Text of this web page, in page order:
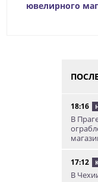
ювелирного
18:16
В
17:12
В